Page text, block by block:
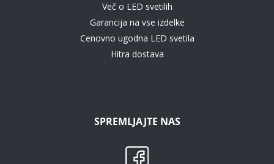
Več o LED svetilih
Garancija na vse izdelke
Cenovno ugodna LED svetila
Hitra dostava
SPREMLJAJTE NAS